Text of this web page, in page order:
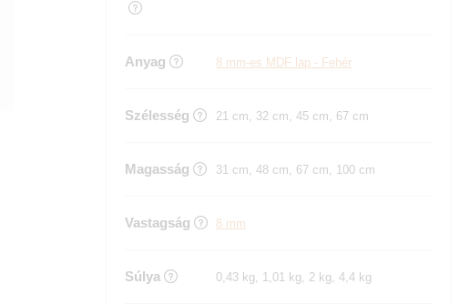
Anyag 8 mm-es MDF lap - Fehér
Szélesség 21 cm, 32 cm, 45 cm, 67 cm
Magasság 31 cm, 48 cm, 67 cm, 100 cm
Vastagság 8 mm
Súlya 0,43 kg, 1,01 kg, 2 kg, 4,4 kg